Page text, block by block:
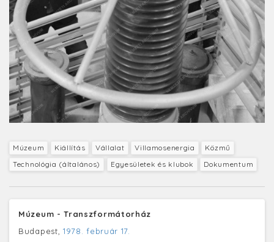
Múzeum Kiállítás Vállalat Villamosenergia
Közmű
Technológia (általános)
Egyesületek és klubok Dokumentum
Múzeum - Transzformátorház
Budapest, 1978. február 17.